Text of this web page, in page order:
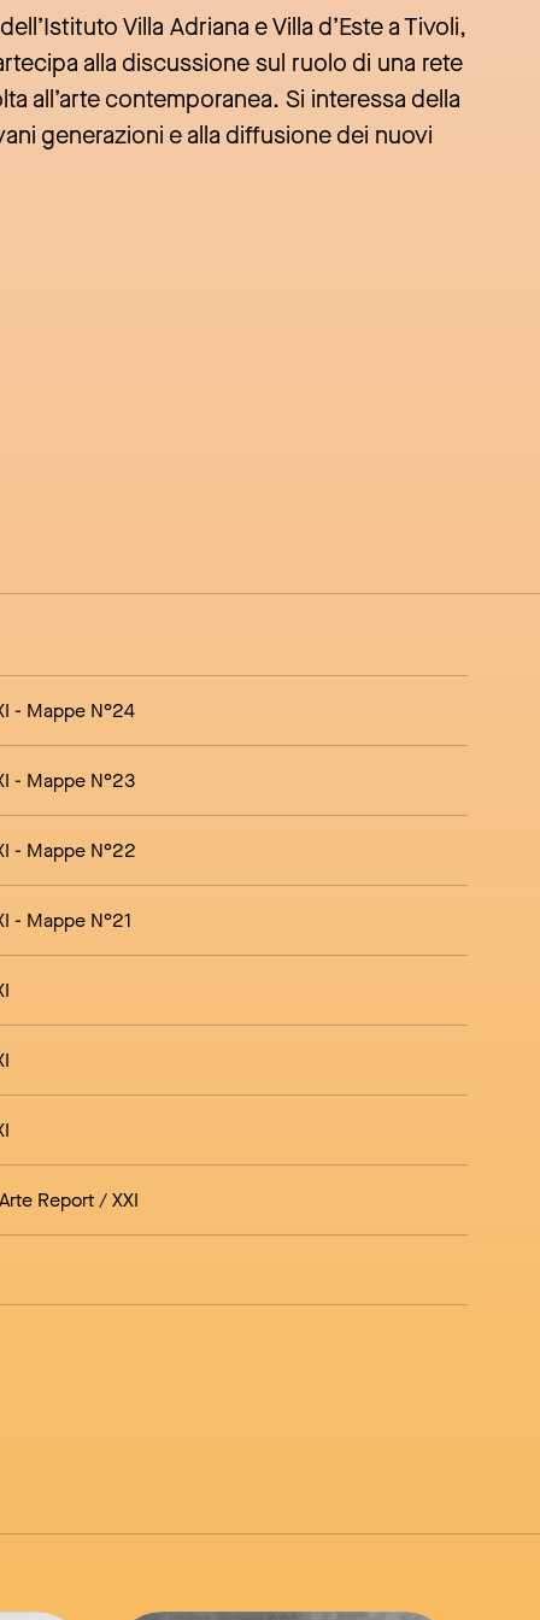
Villa Adriana e Villa d’Este a Tivoli,
alla discussione sul ruolo di una rete
all’arte contemporanea. Si interessa della
generazioni e alla diffusione dei nuovi
- Mappe N°24
- Mappe N°23
- Mappe N°22
- Mappe N°21
Report / XXI